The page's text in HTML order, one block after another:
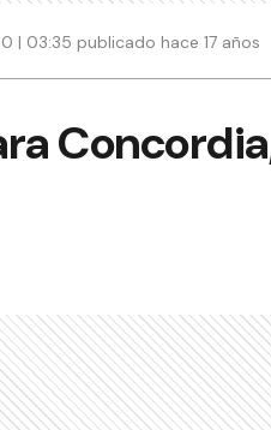
| 03:35 publicado hace 17 años